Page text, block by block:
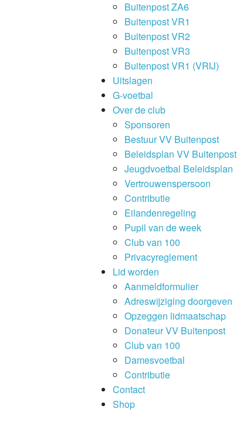
Buitenpost ZA6
Buitenpost VR1
Buitenpost VR2
Buitenpost VR3
Buitenpost VR1 (VRIJ)
Uitslagen
G-voetbal
Over de club
Sponsoren
Bestuur VV Buitenpost
Beleidsplan VV Buitenpost
Jeugdvoetbal Beleidsplan
Vertrouwenspersoon
Contributie
Eilandenregeling
Pupil van de week
Club van 100
Privacyreglement
Lid worden
Aanmeldformulier
Adreswijziging doorgeven
Opzeggen lidmaatschap
Donateur VV Buitenpost
Club van 100
Damesvoetbal
Contributie
Contact
Shop